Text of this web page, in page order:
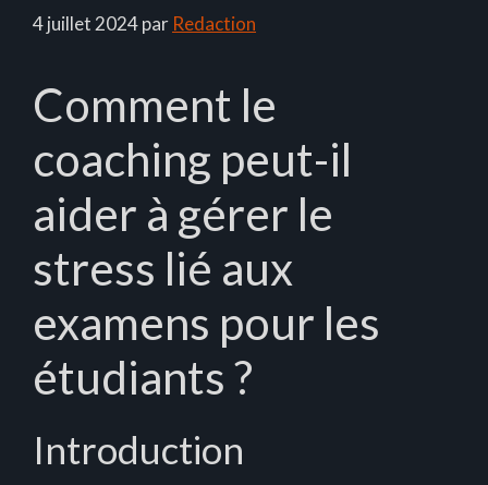
4 juillet 2024par Redaction
Comment le
coaching peut-il
aider à gérer le
stress lié aux
examens pour les
étudiants ?
Introduction